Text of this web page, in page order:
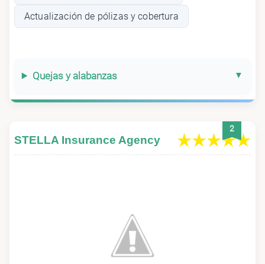
Actualización de pólizas y cobertura
Quejas y alabanzas
2
STELLA Insurance Agency